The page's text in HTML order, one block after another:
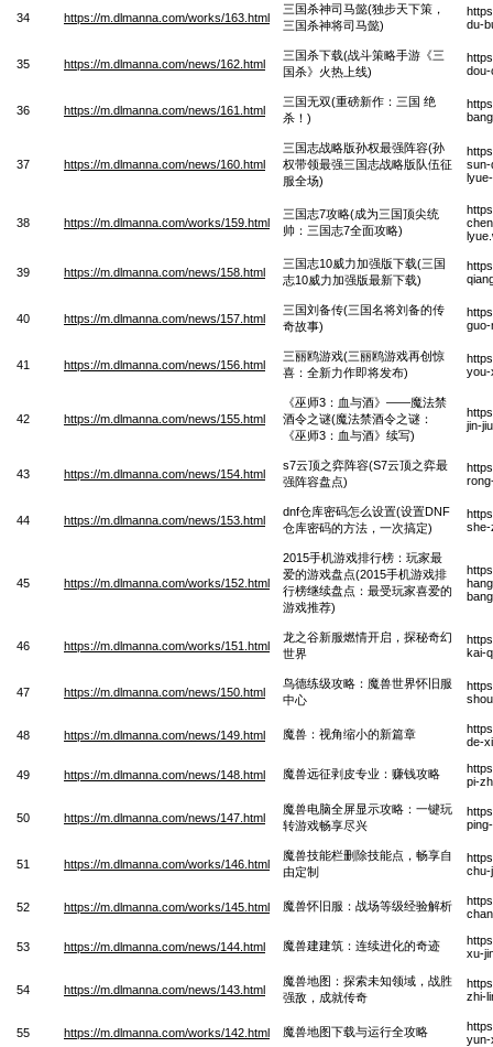
34 https://m.dlmanna.com/works/163.html
三国杀神司马懿(独步天下策，
三国杀神将司马懿)
du-
35 https://m.dlmanna.com/news/162.html
三国杀下载(战斗策略手游《三
国杀》火热上线)
36 https://m.dlmanna.com/news/161.html
三国无双(重磅新作：三国 绝
杀！)
37 https://m.dlmanna.com/news/160.html
三国志战略版孙权最强阵容(孙
权带领最强三国志战略版队伍征
服全场)
sun-
38 https://m.dlmanna.com/works/159.html
三国志7攻略(成为三国顶尖统
帅：三国志7全面攻略)
39 https://m.dlmanna.com/news/158.html
三国志10威力加强版下载(三国
志10威力加强版最新下载)
40 https://m.dlmanna.com/news/157.html
三国刘备传(三国名将刘备的传
奇故事)
guo-
41 https://m.dlmanna.com/news/156.html
三丽鸥游戏(三丽鸥游戏再创惊
喜：全新力作即将发布)
you-
42 https://m.dlmanna.com/news/155.html
《巫师3：血与酒》——魔法禁
酒令之谜(魔法禁酒令之谜：
《巫师3：血与酒》续写)
jin-
43 https://m.dlmanna.com/news/154.html
s7云顶之弈阵容(S7云顶之弈最
强阵容盘点)
44 https://m.dlmanna.com/news/153.html
dnf仓库密码怎么设置(设置DNF
仓库密码的方法，一次搞定)
she-
45 https://m.dlmanna.com/works/152.html
2015手机游戏排行榜：玩家最
爱的游戏盘点(2015手机游戏排
行榜继续盘点：最受玩家喜爱的
游戏推荐)
46 https://m.dlmanna.com/works/151.html
龙之谷新服燃情开启，探秘奇幻
世界
kai-
47 https://m.dlmanna.com/news/150.html
鸟德练级攻略：魔兽世界怀旧服
中心
48 https://m.dlmanna.com/news/149.html 魔兽：视角缩小的新篇章
de-
49 https://m.dlmanna.com/news/148.html 魔兽远征剥皮专业：赚钱攻略
pi-
50 https://m.dlmanna.com/news/147.html
魔兽电脑全屏显示攻略：一键玩
转游戏畅享尽兴
51 https://m.dlmanna.com/works/146.html
魔兽技能栏删除技能点，畅享自
由定制
chu-
52 https://m.dlmanna.com/works/145.html 魔兽怀旧服：战场等级经验解析
53 https://m.dlmanna.com/news/144.html 魔兽建建筑：连续进化的奇迹
xu-
54 https://m.dlmanna.com/news/143.html
魔兽地图：探索未知领域，战胜
强敌，成就传奇
zhi-
55 https://m.dlmanna.com/works/142.html 魔兽地图下载与运行全攻略
yun-